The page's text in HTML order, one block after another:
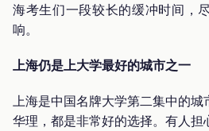
海考生们一段较长的缓冲时间，
响。
上海仍是上大学最好的城市之一
上海是中国名牌大学第二集中的城
华理，都是非常好的选择。有人